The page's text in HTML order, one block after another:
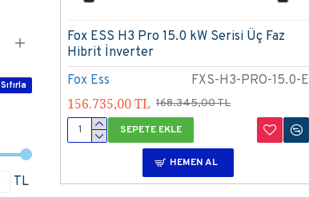
Sıfırla
TL
Fox Ess FXS-H3-PRO-15.0-E
Fox ESS H3 Pro 15.0 kW Serisi Üç Faz
Hibrit İnverter
156.735,00 TL 168.345,00 TL
SEPETE EKLE
HEMEN AL